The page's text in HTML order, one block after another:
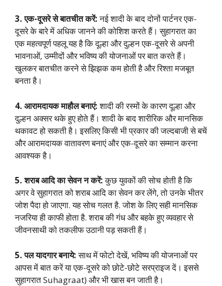
3. एक-दूसरे से बातचीत करें:नई शादी के बाद दोनों पार्टनर एक-
दूसरे के बारे में अधिक जानने की कोशिश करते हैं। सुहागरात का
एक महत्वपूर्ण पहलू यह है कि दूल्हा और दुल्हन एक-दूसरे से अपनी
भावनाओं, उम्मीदों और भविष्य की योजनाओं पर बात करते हैं।
खुलकर बातचीत करने से झिझक कम होती है और रिश्ता मजबूत
बनता है।
4. आरामदायक माहौल बनाएं:शादी की रस्मों के कारण दूल्हा और
दुल्हन अक्सर थके हुए होते हैं। शादी के बाद शारीरिक और मानसिक
थकावट हो सकती है। इसलिए किसी भी प्रकार की जल्दबाजी से बचें
और आरामदायक वातावरण बनाएं और एक-दूसरे का सम्मान करना
आवश्यक है।
5. शराब आदि का सेवन न करें:कुछ युवकों की सोच होती है कि
अगर वे सुहागरात को शराब आदि का सेवन कर लेंगे, तो उनके भीतर
जोश पैदा हो जाएगा. यह सोच गलत है. जोश के लिए सही मानसिक
नजरिया ही काफी होता है. शराब की गंध और बहके हुए व्यवहार से
जीवनसाथी को तकलीफ उठानी पड़ सकती हैं।
5. पल यादगार बनाये:साथ में फोटो देखें, भविष्य की योजनाओं पर
आपस में बात करें या एक-दूसरे को छोटे-छोटे सरप्राइज दें। इससे
सुहागरात Suhagraat) और भी खास बन जाती है।